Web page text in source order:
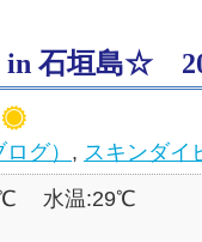
in 石垣島☆
グ） , スキンダイ
水温:29℃